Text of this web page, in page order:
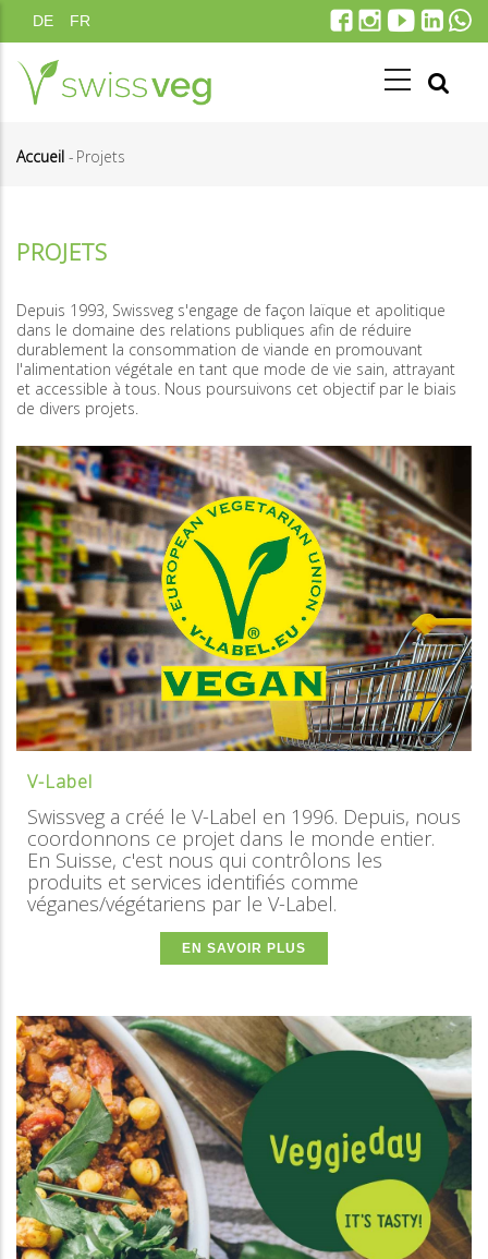
au
contenu
principal
DE FR
Accueil - Projets
PROJETS
Depuis 1993, Swissveg s'engage de façon laïque et apolitique
dans le domaine des relations publiques afin de réduire
durablement la consommation de viande en promouvant
l'alimentation végétale en tant que mode de vie sain, attrayant
et accessible à tous. Nous poursuivons cet objectif par le biais
de divers projets.
V-Label
Swissveg a créé le V-Label en 1996. Depuis, nous
coordonnons ce projet dans le monde entier.
En Suisse, c'est nous qui contrôlons les
produits et services identifiés comme
véganes/végétariens par le V-Label.
EN SAVOIR PLUS